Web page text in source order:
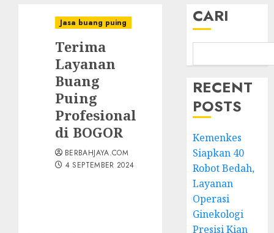
Jasa buang puing
Terima
Layanan
Buang
Puing
Profesional
di BOGOR
BERBAHJAYA.COM
4 SEPTEMBER 2024
CARI
RECENT
POSTS
Kemenkes
Siapkan 40
Robot Bedah,
Layanan
Operasi
Ginekologi
Presisi Kian